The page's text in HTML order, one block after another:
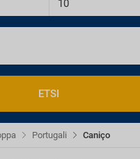
ETSI
Caniço
Portugali